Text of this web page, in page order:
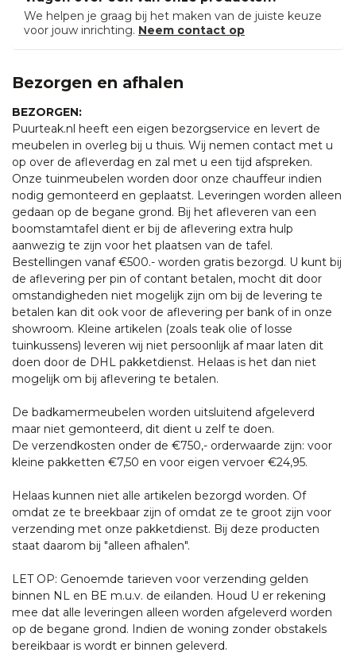
We helpen je graag bij het maken van de juiste keuze
voor jouw inrichting. Neem contact op
Bezorgen en afhalen
BEZORGEN:
Puurteak.nl heeft een eigen bezorgservice en levert de
meubelen in overleg bij u thuis. Wij nemen contact met u
op over de afleverdag en zal met u een tijd afspreken.
Onze tuinmeubelen worden door onze chauffeur indien
nodig gemonteerd en geplaatst. Leveringen worden alleen
gedaan op de begane grond. Bij het afleveren van een
boomstamtafel dient er bij de aflevering extra hulp
aanwezig te zijn voor het plaatsen van de tafel.
Bestellingen vanaf €500.- worden gratis bezorgd. U kunt bij
de aflevering per pin of contant betalen, mocht dit door
omstandigheden niet mogelijk zijn om bij de levering te
betalen kan dit ook voor de aflevering per bank of in onze
showroom. Kleine artikelen (zoals teak olie of losse
tuinkussens) leveren wij niet persoonlijk af maar laten dit
doen door de DHL pakketdienst. Helaas is het dan niet
mogelijk om bij aflevering te betalen.
De badkamermeubelen worden uitsluitend afgeleverd
maar niet gemonteerd, dit dient u zelf te doen.
De verzendkosten onder de €750,- orderwaarde zijn: voor
kleine pakketten €7,50 en voor eigen vervoer €24,95.
Helaas kunnen niet alle artikelen bezorgd worden. Of
omdat ze te breekbaar zijn of omdat ze te groot zijn voor
verzending met onze pakketdienst. Bij deze producten
staat daarom bij "alleen afhalen".
LET OP: Genoemde tarieven voor verzending gelden
binnen NL en BE m.u.v. de eilanden. Houd U er rekening
mee dat alle leveringen alleen worden afgeleverd worden
op de begane grond. Indien de woning zonder obstakels
bereikbaar is wordt er binnen geleverd.